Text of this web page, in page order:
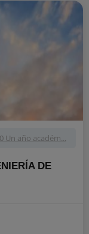
Un año académ...
DE